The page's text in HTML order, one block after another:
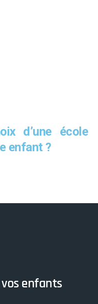
d’une école
enfant ?
enfants